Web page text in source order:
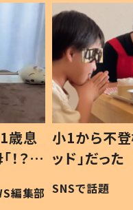
歳息
？」
編集部
小1から不登
ッド」だっ
作り続ける
#令和の子
SNSで話題